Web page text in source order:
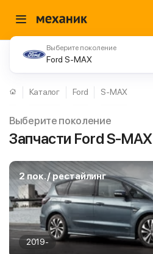
Выберите поколение
Ford S-MAX
Каталог Ford S-MAX
Выберите поколение
Запчасти Ford S-MAX
2 пок. / рестайлинг
2019-